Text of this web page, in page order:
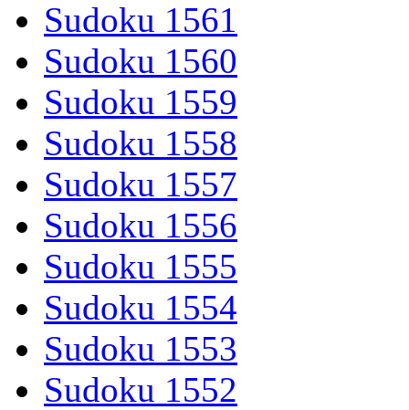
Sudoku 1561
Sudoku 1560
Sudoku 1559
Sudoku 1558
Sudoku 1557
Sudoku 1556
Sudoku 1555
Sudoku 1554
Sudoku 1553
Sudoku 1552